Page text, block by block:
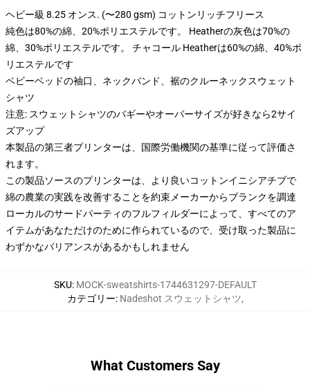
ヘビー級 8.25 オンス. (〜280 gsm) コットンリッチフリース
純色は80%の綿、20%ポリエステルです。 Heatherの灰色は70%の
綿、30%ポリエステルです。 チャコール Heatherは60%の綿、40%ポ
リエステルです
ベビーベッドの袖口、ネックバンド、裾のクルーネックスウェット
シャツ
注意: スウェットシャツのバギーやオーバーサイズが好きなら2サイ
ズアップ
本製品の第三者プリンターは、国際労働機関の基準に従って評価さ
れます。
この製品ソースのプリンターは、より良いコットンイニシアチブで
綿の農業の実践を改善することを約束メーカーからブランクを調達
ローカルのサードパーティのフルフィルダーによって、すべてのア
イテムがあなただけのために作られているので、受け取った製品に
わずかなバリアンスがあるかもしれません
SKU: MOCK-sweatshirts-1744631297-DEFAULT
カテゴリー: Nadeshot スウェットシャツ,
What Customers Say